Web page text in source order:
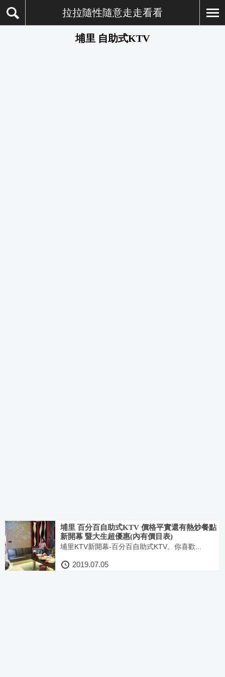
拉拉隨性隨意走走看看
埔里 自助式KTV
埔里 百分百自助式KTV 價格平實還有熱炒餐點
新開幕 暨大生超優惠(內有價目表)
埔里KTV新開幕-百分百自助式KTV。你喜歡...
2019.07.05